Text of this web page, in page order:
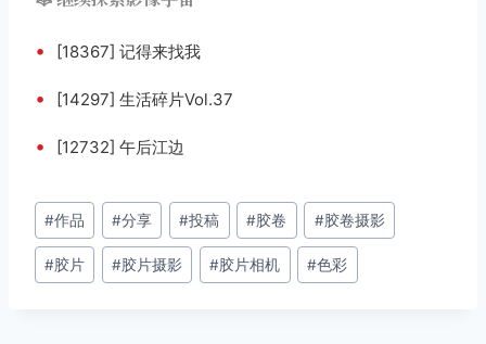
• [18367] 记得来找我
• [14297] 生活碎片Vol.37
• [12732] 午后江边
文
章
标
#作品 #分享 #投稿 #胶卷 #胶卷摄影
#胶片 #胶片摄影 #胶片相机 #色彩